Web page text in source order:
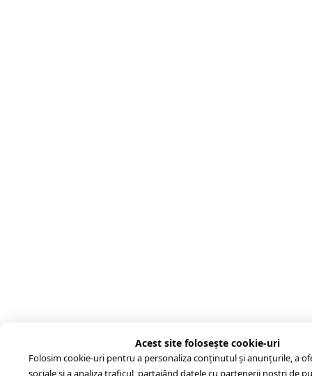
Acest site folosește cookie-uri
Folosim cookie-uri pentru a personaliza conținutul și anunțurile, a
sociale și a analiza traficul, partajând datele cu partenerii noștri de